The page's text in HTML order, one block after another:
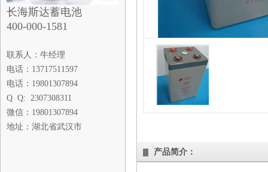
长海斯达蓄电池
400-000-1581
联系人：牛经理
电话：13717511597
电话：19801307894
Q Q: 2307308311
微信：19801307894
地址：湖北省武汉市
产品简介：